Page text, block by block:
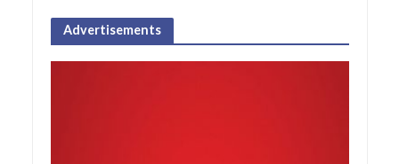
Advertisements